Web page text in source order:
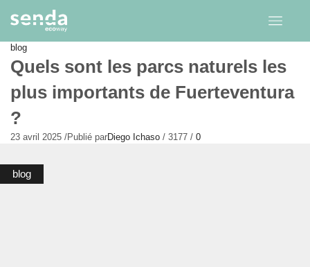
blog
Quels sont les parcs naturels les
plus importants de Fuerteventura
?
23 avril 2025 /Publié parDiego Ichaso / 3177 / 0
blog